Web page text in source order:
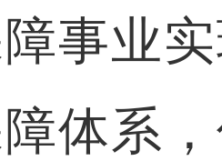
事业
体系